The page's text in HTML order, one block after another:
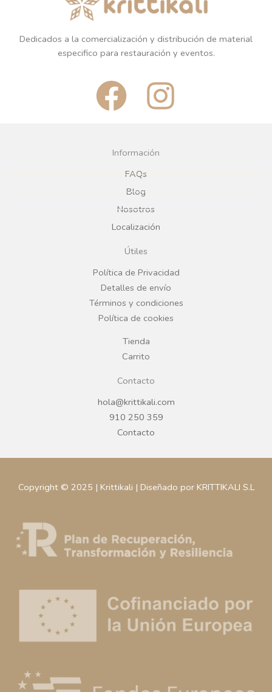
Dedicados a la comercialización y distribución de material
especifico para restauración y eventos.
F
a
c
e
b
o
o
k
I
n
g
r
a
Información
FAQs
Blog
Nosotros
Localización
Útiles
Política de Privacidad
Detalles de envío
Términos y condiciones
Política de cookies
Tienda
Carrito
Contacto
hola@krittikali.com
910 250 359
Contacto
Copyright © 2025 | Krittikali | Diseñado por KRITTIKALI S.L